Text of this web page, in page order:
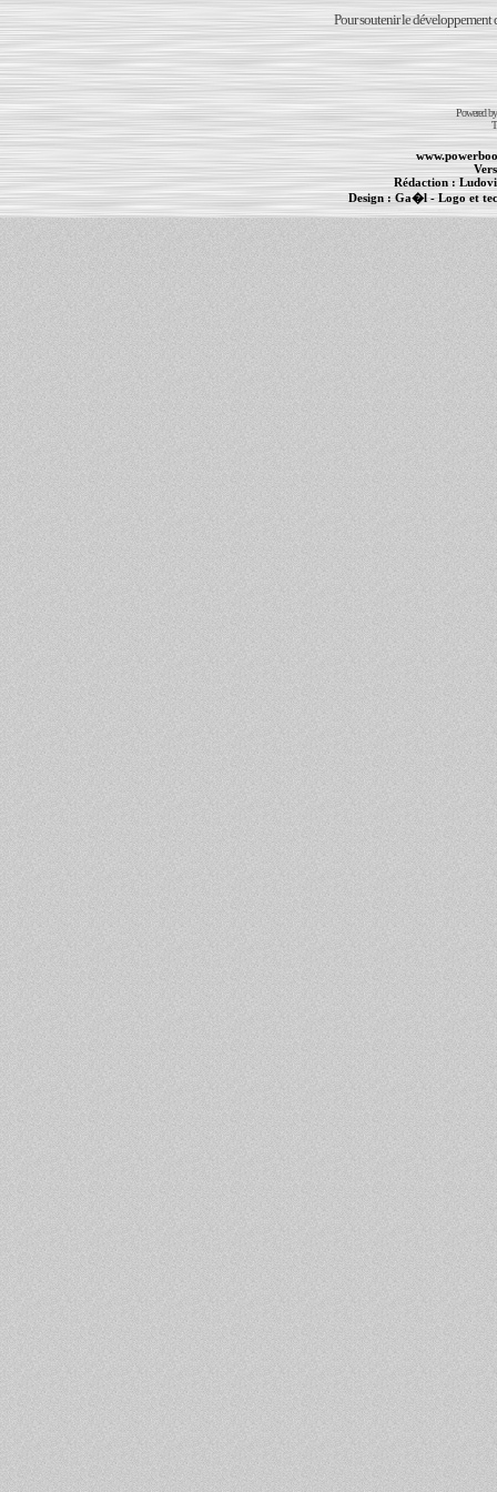
Pour soutenir le développement
Powered
Rédaction :
Design :Ga�l- Logo et
PowerBook